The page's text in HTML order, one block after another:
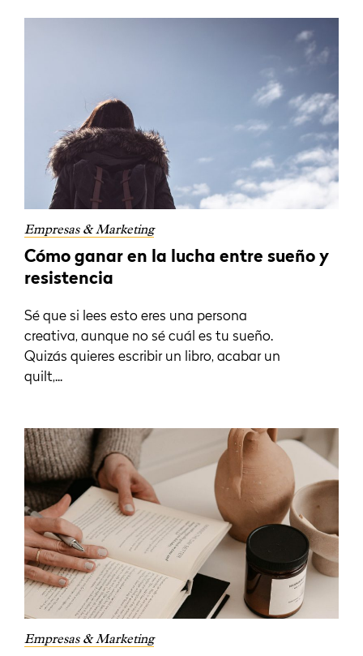
Empresas & Marketing
Cómo ganar en la lucha entre sueño y
resistencia
Sé que si lees esto eres una persona
creativa, aunque no sé cuál es tu sueño.
Quizás quieres escribir un libro, acabar un
quilt,...
Empresas & Marketing